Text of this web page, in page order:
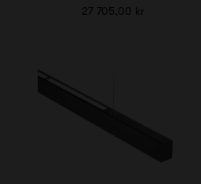
27 705,00 kr